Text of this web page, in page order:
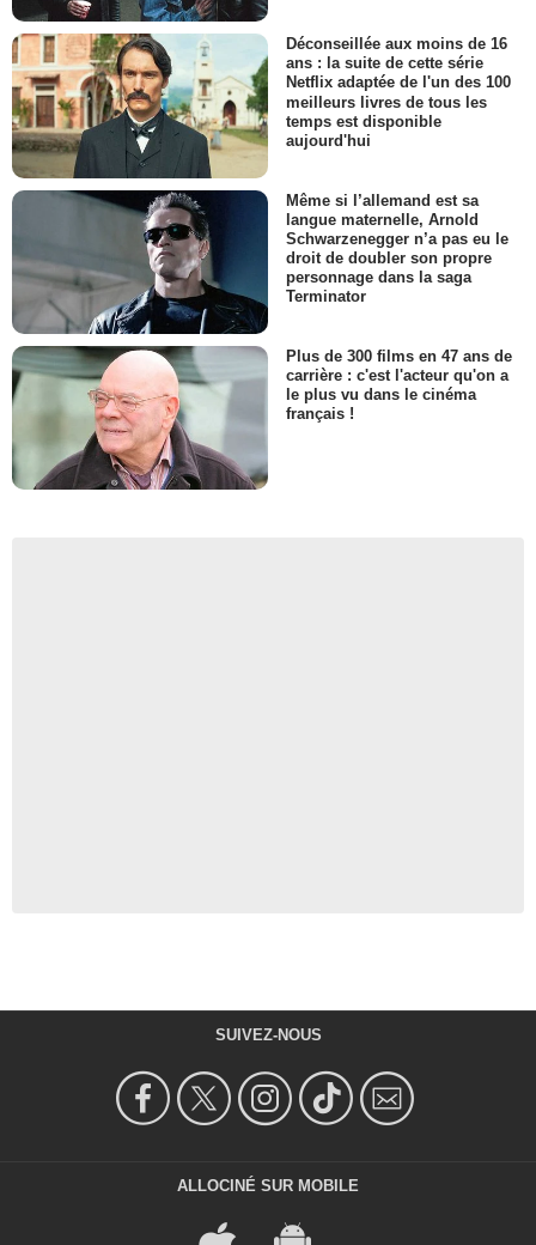
Déconseillée aux moins de 16
ans : la suite de cette série
Netflix adaptée de l'un des 100
meilleurs livres de tous les
temps est disponible
aujourd'hui
Même si l’allemand est sa
langue maternelle, Arnold
Schwarzenegger n’a pas eu le
droit de doubler son propre
personnage dans la saga
Terminator
Plus de 300 films en 47 ans de
carrière : c'est l'acteur qu'on a
le plus vu dans le cinéma
français !
SUIVEZ-NOUS
ALLOCINÉ SUR MOBILE